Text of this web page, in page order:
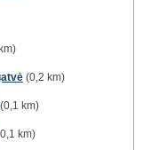
(0,2 km)
(0,1 km)
km)